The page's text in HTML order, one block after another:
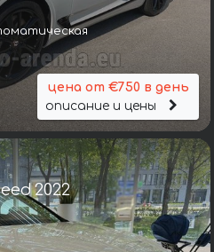
цена от €750 в день
описание и цены
2022